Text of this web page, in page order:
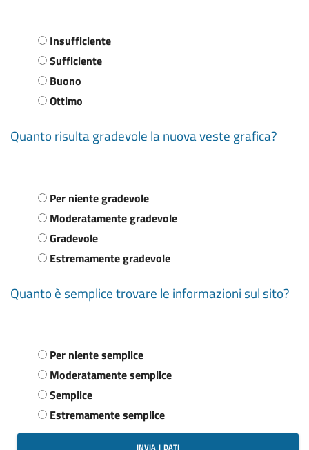
Insufficiente
Sufficiente
Buono
Ottimo
Quanto risulta gradevole la nuova veste grafica?
Per niente gradevole
Moderatamente gradevole
Gradevole
Estremamente gradevole
Quanto è semplice trovare le informazioni sul sito?
Per niente semplice
Moderatamente semplice
Semplice
Estremamente semplice